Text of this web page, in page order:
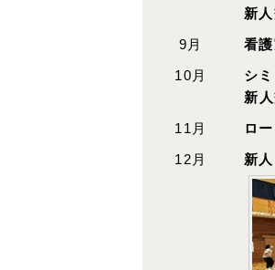
新
9月 看
10月
シ
新
11月 ロ
12月 新人